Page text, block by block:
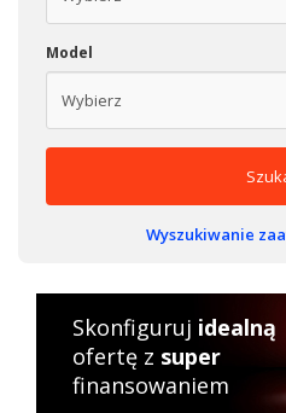
Model
Wyszukiwanie
Skonfiguruj idealną
ofertę z super
finansowaniem